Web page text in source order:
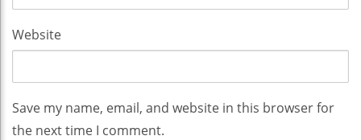
Website
Save my name, email, and website in this browser for
the next time I comment.